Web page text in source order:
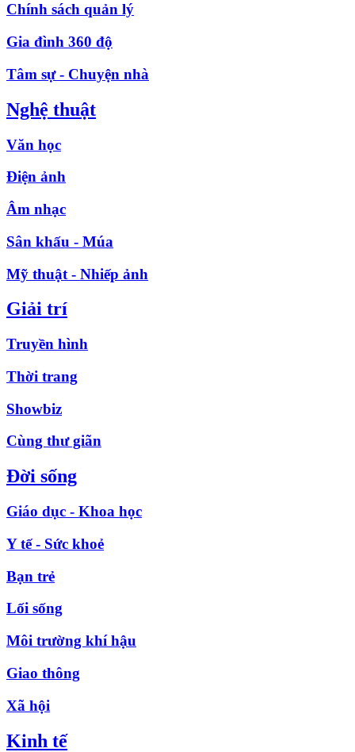
Chính sách quản lý
Gia đình 360 độ
Tâm sự - Chuyện nhà
Nghệ thuật
Văn học
Điện ảnh
Âm nhạc
Sân khấu - Múa
Mỹ thuật - Nhiếp ảnh
Giải trí
Truyền hình
Thời trang
Showbiz
Cùng thư giãn
Đời sống
Giáo dục - Khoa học
Y tế - Sức khoẻ
Bạn trẻ
Lối sống
Môi trường khí hậu
Giao thông
Xã hội
Kinh tế